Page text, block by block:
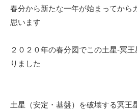
春分から新たな一年が始まってから
思います
２０２０年の春分図でこの土星-冥
りました
土星（安定・基盤）を破壊する冥王